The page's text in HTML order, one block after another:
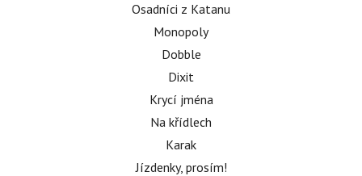
Osadníci z Katanu
Monopoly
Dobble
Dixit
Krycí jména
Na křídlech
Karak
Jízdenky, prosím!